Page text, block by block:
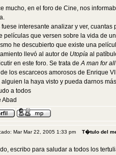
mucho, en el foro de Cine, nos
fuese interesante analizar y ver,
películas que versen sobre la vida de
he descubierto que existe una
llevó al autor de Utopía al
en este foro. Se trata deA man for
los escarceos amorosos de Enrique
alguien la haya visto y pueda darnos
a todos
Abad
Mar Mar 22, 2005 1:33 pm T�tulo del
escribo para saludar a todos los